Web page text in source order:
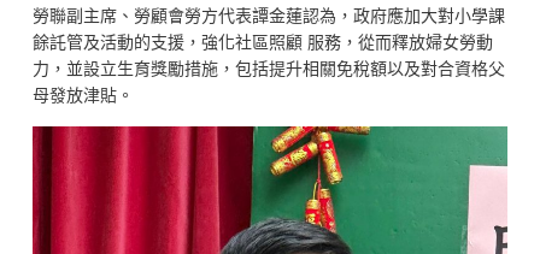
勞聯副主席、勞顧會勞方代表譚金蓮認為，政府應加大對小學課
餘託管及活動的支援，強化社區照顧 服務，從而釋放婦女勞動
力，並設立生育獎勵措施，包括提升相關免稅額以及對合資格父
母發放津貼。